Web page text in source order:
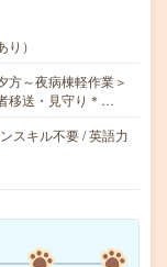
）
方～夜病棟軽作業＞
移送・見守り＊…
スキル不要 / 英語力